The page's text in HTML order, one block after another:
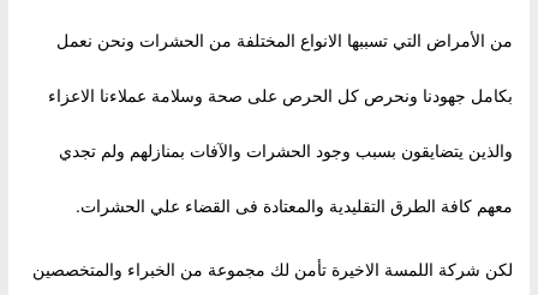
من الأمراض التي تسببها الانواع المختلفة من الحشرات ونحن نعمل
بكامل جهودنا ونحرص كل الحرص على صحة وسلامة عملاءنا الاعزاء
والذين يتضايقون بسبب وجود الحشرات والآفات بمنازلهم ولم تجدي
معهم كافة الطرق التقليدية والمعتادة فى القضاء علي الحشرات.
لكن شركة اللمسة الاخيرة تأمن لك مجموعة من الخبراء والمتخصصين